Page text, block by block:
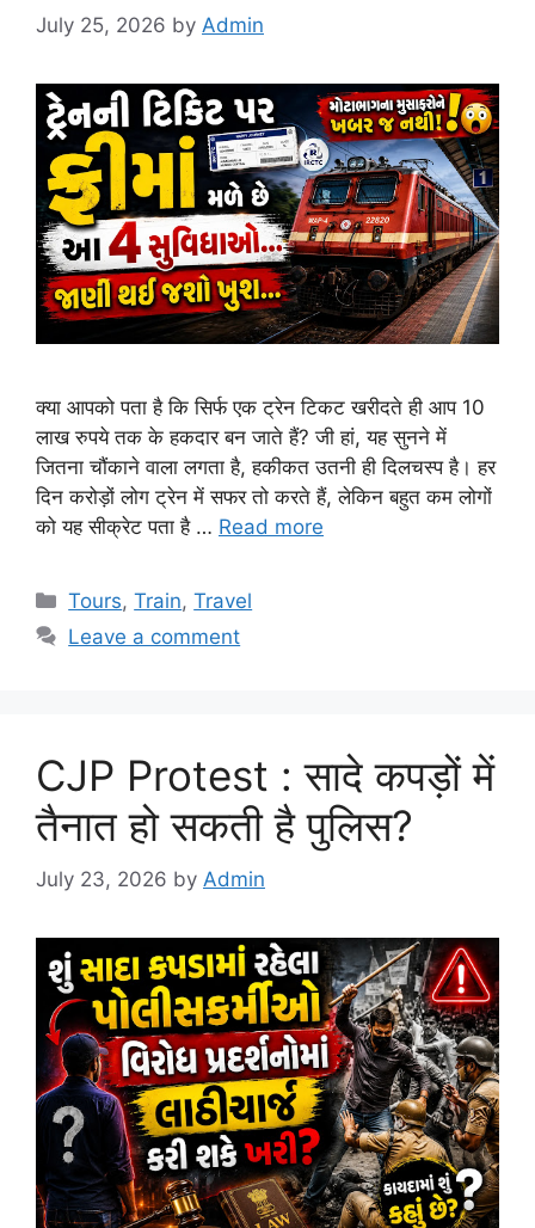
July 25, 2026 by Admin
क्या आपको पता है कि सिर्फ एक ट्रेन टिकट खरीदते ही आप 10
लाख रुपये तक के हकदार बन जाते हैं? जी हां, यह सुनने में
जितना चौंकाने वाला लगता है, हकीकत उतनी ही दिलचस्प है। हर
दिन करोड़ों लोग ट्रेन में सफर तो करते हैं, लेकिन बहुत कम लोगों
को यह सीक्रेट पता है … Read more
Categories
Tours,Train,Travel
Leave a comment
CJP Protest : सादे कपड़ों में
तैनात हो सकती है पुलिस?
July 23, 2026 by Admin